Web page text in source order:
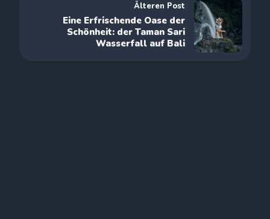
Älteren Post
Eine Erfrischende Oase der
Schönheit: der Taman Sari
Wasserfall auf Bali